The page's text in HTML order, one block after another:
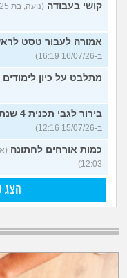
קושי בעבודה (נועה, בת 25, כתבה ב-16/07/26 16:28)
אמורה לעבור טסט
ב-16/07/26 16:19)
מתלבט על כיון לימודים
בירור לגבי תכנית 4 שנתית לרפואה
ב-15/07/26 12:16)
כמות אורחים לחתונה
12:03)
הצג